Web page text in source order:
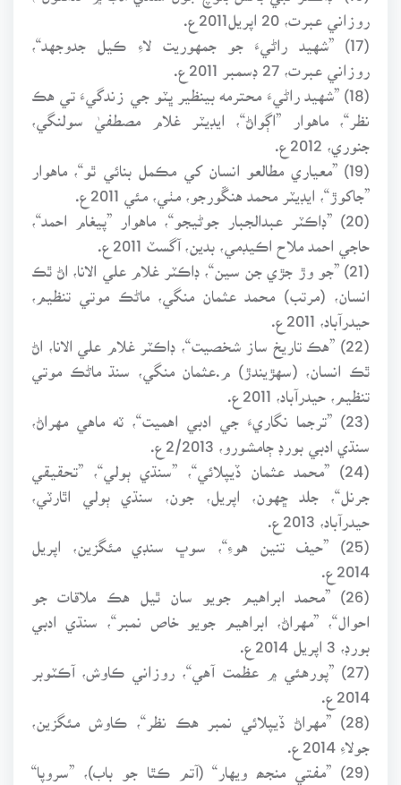
روزاني عبرت، 20 اپريل2011ع.
(17) ”شهيد راڻيءَ جو جمهوريت لاءِ ڪيل جدوجهد“،
روزاني عبرت، 27 ڊسمبر 2011ع.
(18) ”شهيد راڻيءَ محترمه بينظير ڀٽو جي زندگيءَ تي هڪ
نظر“، ماهوار ”اڳواڻ“، ايڊيٽر غلام مصطفيٰ سولنگي،
(19) ”معياري مطالعو انسان کي مڪمل بنائي ٿو“، ماهوار
”جاکوڙ“، ايڊيٽر محمد هنڱورجو، مٺي، مئي 2011ع.
(20) ”ڊاڪٽر عبدالجبار جوڻيجو“، ماهوار ”پيغام احمد“،
حاجي احمد ملاح اڪيڊمي، بدين، آگسٽ 2011ع.
(21) ”جو وڙ جڙي جن سين“، ڊاڪٽر غلام علي الانا، اڻ ٿڪ
انسان، (مرتب) محمد عثمان منگي، ماڻڪ موتي تنظيم،
حيدرآباد، 2011ع.
(22) ”هڪ تاريخ ساز شخصيت“، ڊاڪٽر غلام علي الانا، اڻ
ٿڪ انسان، (سهڙيندڙ) م.عثمان منگي، سنڌ ماڻڪ موتي
تنظيم، حيدرآباد، 2011ع.
(23) ”ترجما نگاريءَ جي ادبي اهميت“، ٽه ماهي مهراڻ،
سنڌي ادبي بورڊ ڄامشورو، 2/2013ع.
(24) ”محمد عثمان ڏيپلائي“، ”سنڌي ٻولي“، ”تحقيقي
جرنل“، جلد ڇهون، اپريل، جون، سنڌي ٻولي اٿارٽي،
حيدرآباد، 2013ع.
(25) ”حيف تنين هوءِ“، سوڀ سنڊي مئگزين، اپريل
2014ع.
(26) ”محمد ابراهيم جويو سان ٿيل هڪ ملاقات جو
احوال“، ”مهراڻ، ابراهيم جويو خاص نمبر“، سنڌي ادبي
(27) ”پورهئي ۾ عظمت آهي“، روزاني ڪاوش، آڪٽوبر
2014ع.
(28) ”مهراڻ ڏيپلائي نمبر هڪ نظر“، ڪاوش مئگزين،
جولاءِ 2014ع.
(29) ”مفتي منجھ ويهار“ (آتم ڪٿا جو باب)، ”سروپا“